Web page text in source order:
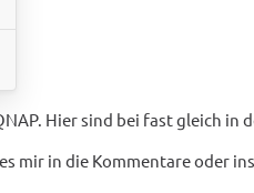
Hier sind bei fast gleich in
mir in die Kommentare oder ins